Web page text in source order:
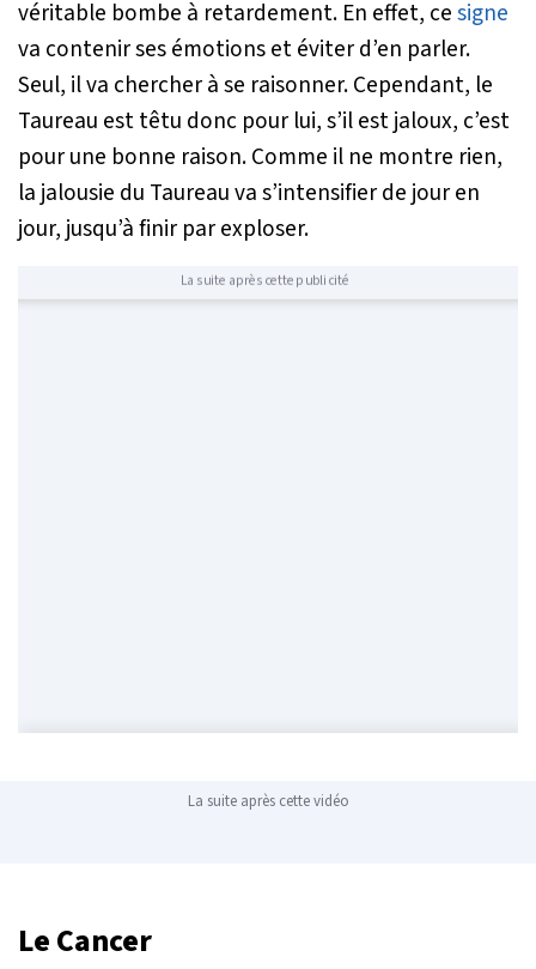
véritable bombe à retardement. En effet, cesigne
va contenir ses émotions et éviter d’en parler.
Seul, il va chercher à se raisonner. Cependant, le
Taureau est têtu donc pour lui, s’il est jaloux, c’est
pour une bonne raison. Comme il ne montre rien,
la jalousie du Taureau va s’intensifier de jour en
jour, jusqu’à finir par exploser.
La suite après cette publicité
La suite après cette vidéo
Le Cancer